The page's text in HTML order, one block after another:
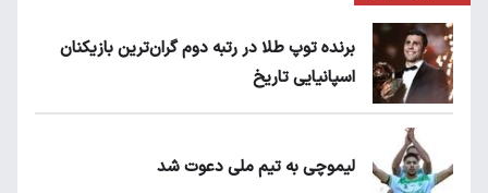
برنده توپ طلا در رتبه دوم گران‌ترین بازیکنان
اسپانیایی تاریخ
لیموچی به تیم ملی دعوت شد